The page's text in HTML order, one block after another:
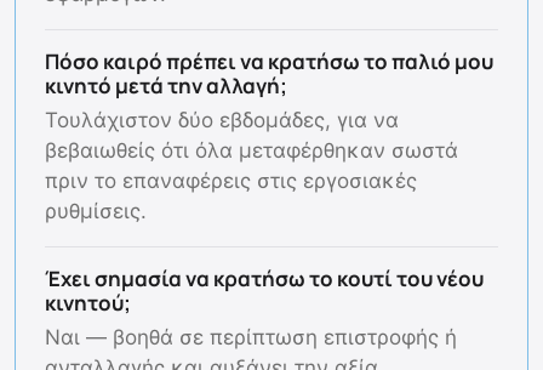
Πόσο καιρό πρέπει να κρατήσω το παλιό μου
κινητό μετά την αλλαγή;
Τουλάχιστον δύο εβδομάδες, για να
βεβαιωθείς ότι όλα μεταφέρθηκαν σωστά
πριν το επαναφέρεις στις εργοσιακές
ρυθμίσεις.
Έχει σημασία να κρατήσω το κουτί του νέου
κινητού;
Ναι — βοηθά σε περίπτωση επιστροφής ή